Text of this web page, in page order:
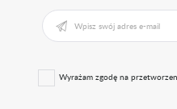
Wyrażam zgodę na